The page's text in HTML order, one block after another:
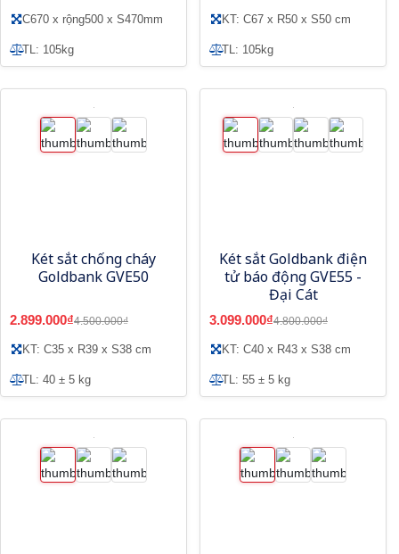
C670 x rộng500 x S470mm
TL: 105kg
KT: C67 x R50 x S50 cm
TL: 105kg
Két sắt chống cháy
Goldbank GVE50
2.899.000₫4.500.000₫
KT: C35 x R39 x S38 cm
TL: 40 ± 5 kg
Két sắt Goldbank điện
tử báo động GVE55 -
Đại Cát
3.099.000₫4.800.000₫
KT: C40 x R43 x S38 cm
TL: 55 ± 5 kg